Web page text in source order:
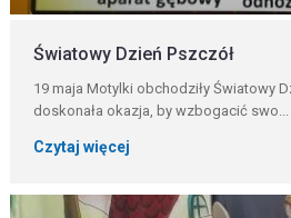
Światowy Dzień Pszczół
19 maja Motylki obchodziły Światowy
doskonała okazja, by wzbogacić swo...
Czytaj więcej